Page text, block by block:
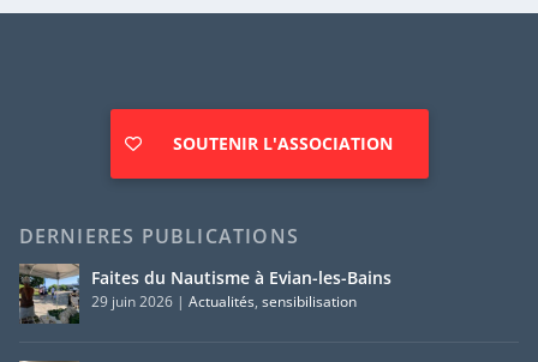
SOUTENIR L'ASSOCIATION
DERNIERES PUBLICATIONS
Faites du Nautisme à Evian-les-Bains
29 juin 2026| Actualités, sensibilisation